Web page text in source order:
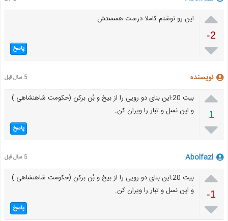

-2

این رو نوشتم کاملا درست هسستش
پاسخ
نویسنده 5 سال قبل

1

بیت 20:این بنای دو رویی را از بیخ و بُن برکن (حکومت شاهنشاهی )
و این نسل و تبار را ویران کن.
پاسخ
Abolfazl 5 سال قبل

-1

بیت 20:این بنای دو رویی را از بیخ و بُن برکن (حکومت شاهنشاهی )
و این نسل و تبار را ویران کن.
پاسخ